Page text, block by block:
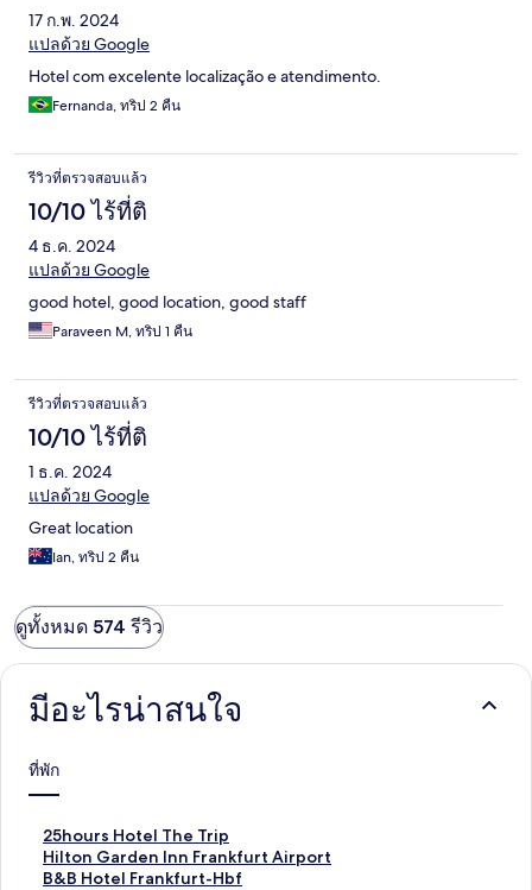
17 ก.พ. 2024
แปลด้วย Google
Hotel com excelente localização e atendimento.
Fernanda, ทริป 2 คืน
รีวิวที่ตรวจสอบแล้ว
10/10 ไร้ที่ติ
4 ธ.ค. 2024
แปลด้วย Google
good hotel, good location, good staff
Paraveen M, ทริป 1 คืน
รีวิวที่ตรวจสอบแล้ว
10/10 ไร้ที่ติ
1 ธ.ค. 2024
แปลด้วย Google
Great location
Ian, ทริป 2 คืน
ดูทั้งหมด 574 รีวิว
มีอะไรน่าสนใจ
ที่พัก
25hours Hotel The Trip
ลิ
ง
ก์
Hilton Garden Inn Frankfurt Airport
ลิ
ง
B&B Hotel Frankfurt-Hbf
ลิ